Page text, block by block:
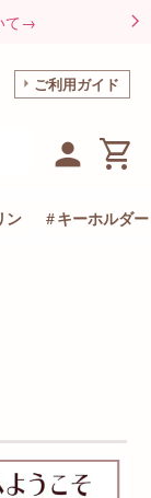
て→
ご利用ガイド
ン キーホルダー